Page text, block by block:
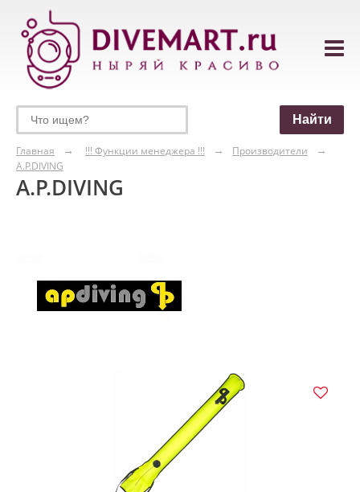
Главная !!! Функции менеджера !!!
Производители
A.P.DIVING
A.P.DIVING